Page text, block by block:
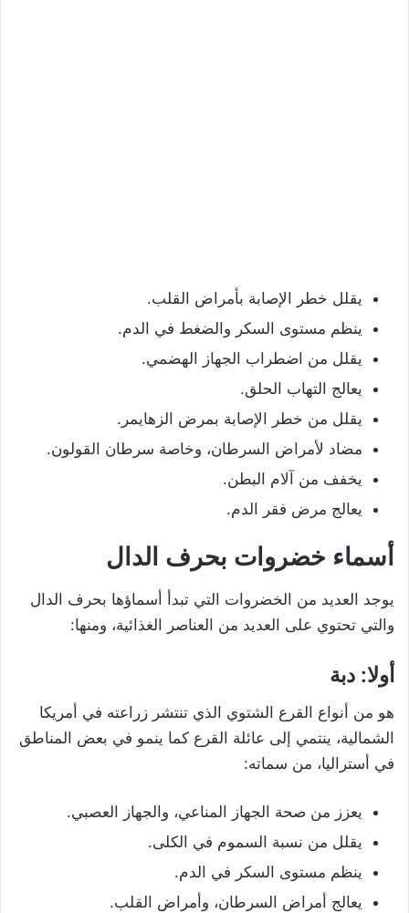
يقلل خطر الإصابة بأمراض القلب.
ينظم مستوى السكر والضغط في الدم.
يقلل من اضطراب الجهاز الهضمي.
يعالج التهاب الحلق.
يقلل من خطر الإصابة بمرض الزهايمر.
مضاد لأمراض السرطان، وخاصة سرطان القولون.
يخفف من آلام البطن.
يعالج مرض فقر الدم.
أسماء خضروات بحرف الدال
يوجد العديد من الخضروات التي تبدأ أسماؤها بحرف الدال
والتي تحتوي على العديد من العناصر الغذائية، ومنها:
أولا: دبة
هو من أنواع القرع الشتوي الذي تنتشر زراعته في أمريكا
الشمالية، ينتمي إلى عائلة القرع كما ينمو في بعض المناطق
في أستراليا، من سماته:
يعزز من صحة الجهاز المناعي، والجهاز العصبي.
يقلل من نسبة السموم في الكلى.
ينظم مستوى السكر في الدم.
يعالج أمراض السرطان، وأمراض القلب.